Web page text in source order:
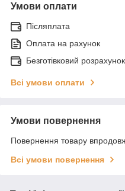
Умови оплати
Післяплата
Оплата на рахунок
Безготівковий
Всі умови оплати
Умови повернення
Повернення товару
Всі умови повернення